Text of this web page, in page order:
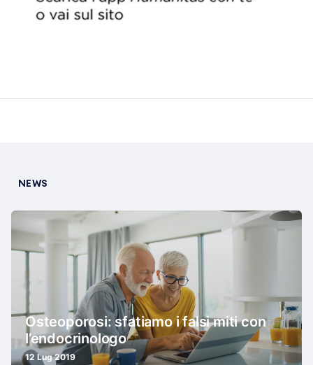
NEWS
Osteoporosi: sfatiamo i falsi miti con
l’endocrinologo
12 Lug 2019